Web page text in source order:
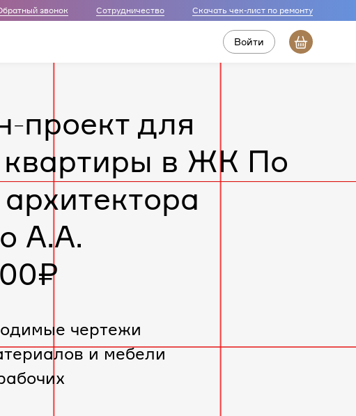
звонок Сотрудничество Скачать чек-лист по ремонту
Войти
проект для
в ЖК По
А.А.
чертежи
и мебели